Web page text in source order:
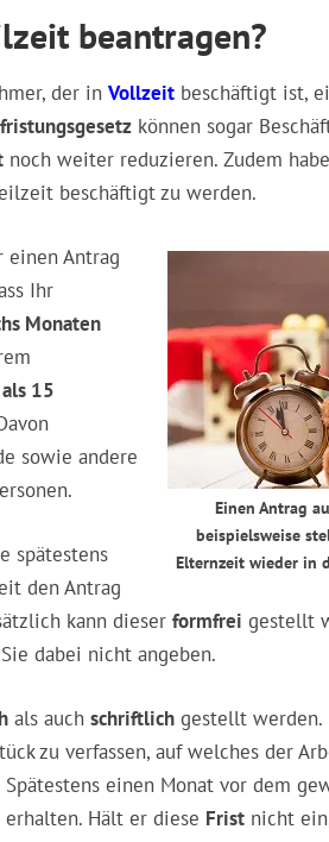
beantragen?
der in Vollzeit beschäftigt ist,
können sogar
noch weiter reduzieren. Zudem
beschäftigt zu werden.
Einen Antrag
beispielsweise
Elternzeit wieder in
einen Antrag
Ihr
Monaten
15
sowie andere
spätestens
den Antrag
kann dieser formfrei gestellt
dabei nicht angeben.
als auch schriftlich gestellt werden.
zu verfassen, auf welches der
einen Monat vor dem
Hält er diese Frist nicht